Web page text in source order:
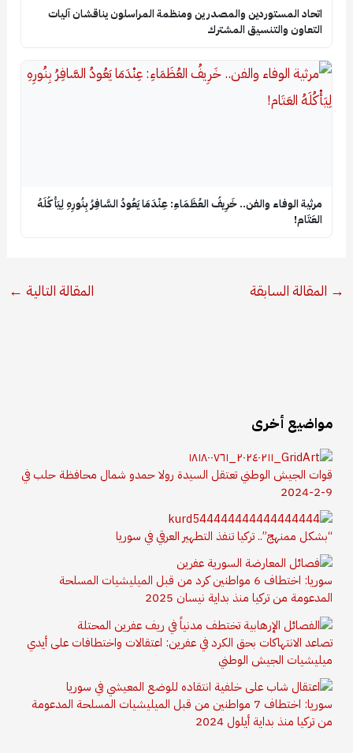
اتحاد المستوردين والمصدرين ومنظمة المراسلون يناقشان آليات
التعاون والتنسيق المشترك
​مرثية الوفاء والفن.. خَرِيفُ العُظَمَاءِ: عِنْدَمَا يَعُودُ السَّافِرُ بِنُورِهِ لِيَأْكُلَهُ
العَتَام!
→ المقالة السابقة المقالة التالية ←
مواضيع أخرى
قوات الجيش الوطني تعتقل السيدة رولا حمدو شمال محافظة حلب في
9-2-2024
“بشكل ممنهج”.. تركيا تنفذ التطهير العرقي في سوريا
سوريا: اختطاف 6 مواطنين كرد من قبل الميليشيات المسلحة
المدعومة من تركيا منذ بداية نيسان 2025
تصاعد الانتهاكات بحق الكرد في عفرين: اعتقالات واختطافات على أيدي
ميليشيات الجيش الوطني
سوريا: اختطاف 7 مواطنين من قبل الميليشيات المسلحة المدعومة
من تركيا منذ بداية أيلول 2024